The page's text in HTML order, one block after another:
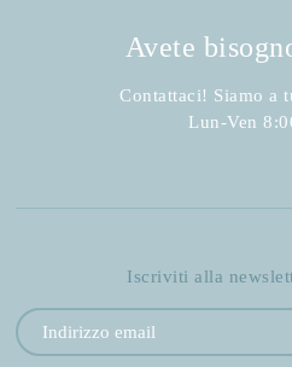
Avete
Contattaci! Siamo a
Lun-Ven
Iscriviti alla